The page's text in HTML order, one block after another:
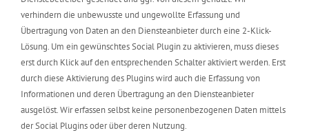
verhindern die unbewusste und ungewollte Erfassung und
Übertragung von Daten an den Diensteanbieter durch eine 2-Klick-
Lösung. Um ein gewünschtes Social Plugin zu aktivieren, muss dieses
erst durch Klick auf den entsprechenden Schalter aktiviert werden. Erst
durch diese Aktivierung des Plugins wird auch die Erfassung von
Informationen und deren Übertragung an den Diensteanbieter
ausgelöst. Wir erfassen selbst keine personenbezogenen Daten mittels
der Social Plugins oder über deren Nutzung.